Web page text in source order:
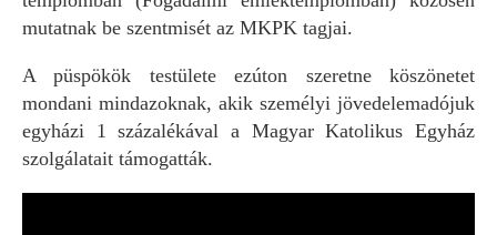
mutatnak be szentmisét az MKPK tagjai.
A püspökök testülete ezúton szeretne köszönetet
mondani mindazoknak, akik személyi jövedelemadójuk
egyházi 1 százalékával a Magyar Katolikus Egyház
szolgálatait támogatták.